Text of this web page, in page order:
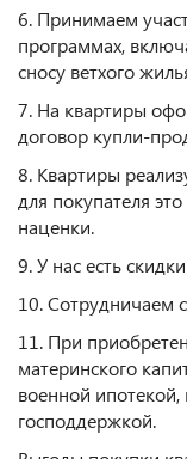
6. Принимаем
программах,
сносу ветхого
7. На квартиры
договор купли-
8. Квартиры
для покупателя
наценки.
9. У нас есть
10. Сотрудничаем
11. При
материнского
военной
господдержкой.